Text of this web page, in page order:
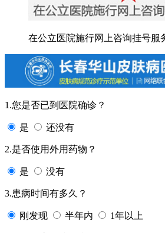
在公立医院施行网上咨询挂号服
1.您是否已到医院确诊？
是 还没有
2.是否使用外用药物？
是 没有
3.患病时间有多久？
刚发现 半年内 1年以上